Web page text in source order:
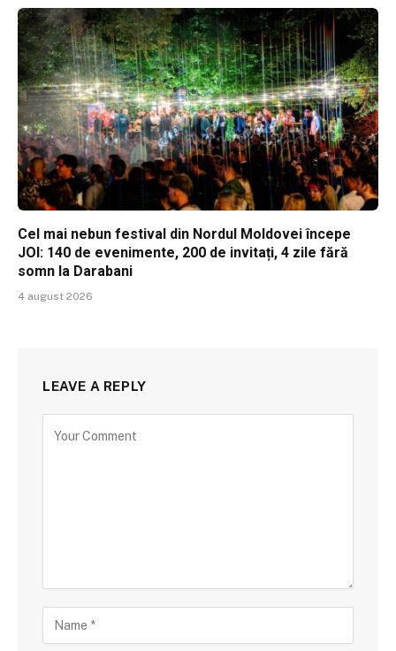
Cel mai nebun festival din Nordul Moldovei începe
JOI: 140 de evenimente, 200 de invitați, 4 zile fără
somn la Darabani
4 august 2026
LEAVE A REPLY